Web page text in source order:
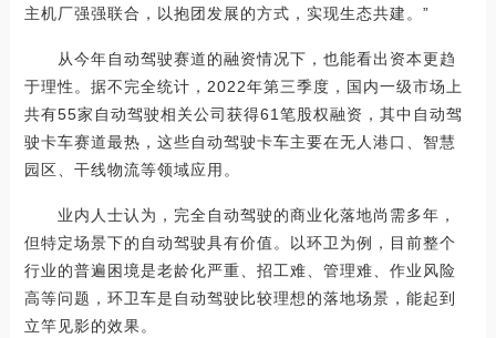
主机厂强强联合，以抱团发展的方式，实现生态共建。”
从今年自动驾驶赛道的融资情况下，也能看出资本更趋
于理性。据不完全统计，2022年第三季度，国内一级市场上
共有55家自动驾驶相关公司获得61笔股权融资，其中自动驾
驶卡车赛道最热，这些自动驾驶卡车主要在无人港口、智慧
园区、干线物流等领域应用。
业内人士认为，完全自动驾驶的商业化落地尚需多年，
但特定场景下的自动驾驶具有价值。以环卫为例，目前整个
行业的普遍困境是老龄化严重、招工难、管理难、作业风险
高等问题，环卫车是自动驾驶比较理想的落地场景，能起到
立竿见影的效果。